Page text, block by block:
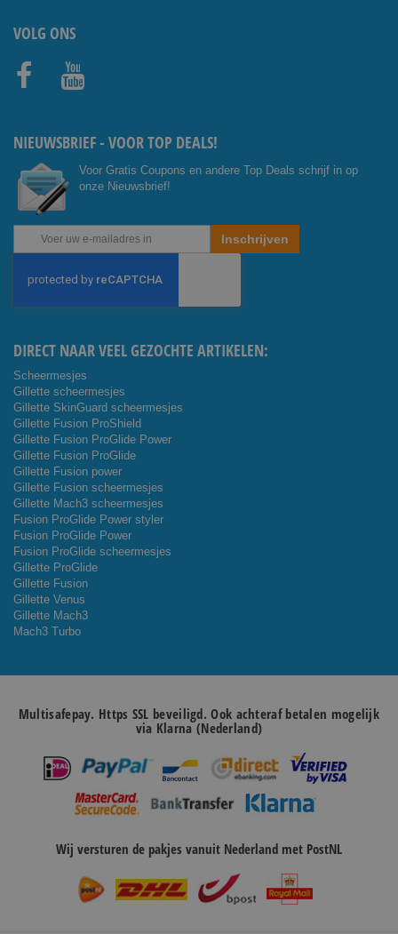
VOLG ONS
NIEUWSBRIEF - VOOR TOP DEALS!
Voor Gratis Coupons en andere Top Deals schrijf in op
onze Nieuwsbrief!
Abonneer
onze
Inschrijven
DIRECT NAAR VEEL GEZOCHTE ARTIKELEN:
Scheermesjes
Gillette scheermesjes
Gillette SkinGuard scheermesjes
Gillette Fusion ProShield
Gillette Fusion ProGlide Power
Gillette Fusion ProGlide
Gillette Fusion power
Gillette Fusion scheermesjes
Gillette Mach3 scheermesjes
Fusion ProGlide Power styler
Fusion ProGlide Power
Fusion ProGlide scheermesjes
Gillette ProGlide
Gillette Fusion
Gillette Venus
Gillette Mach3
Mach3 Turbo
Multisafepay. Https SSL beveiligd. Ook achteraf betalen mogelijk
via Klarna (Nederland)
Wij versturen de pakjes vanuit Nederland met PostNL